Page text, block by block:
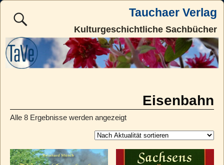
Tauchaer Verlag
Kulturgeschichtliche Sachbücher
Eisenbahn
Alle 8 Ergebnisse werden angezeigt